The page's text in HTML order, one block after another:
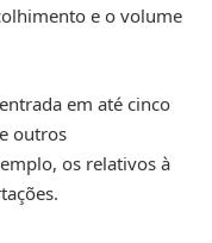
e o volume
em até cinco
outros
os relativos à